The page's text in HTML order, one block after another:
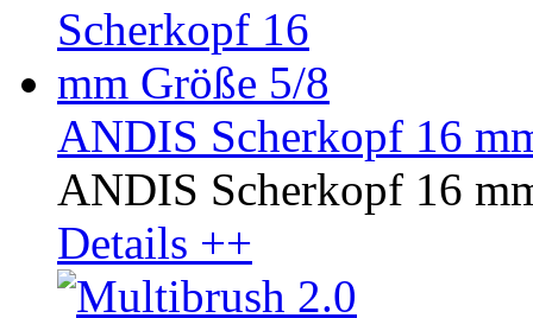
ANDIS Scherkopf 16
ANDIS Scherkopf 16
Details ++